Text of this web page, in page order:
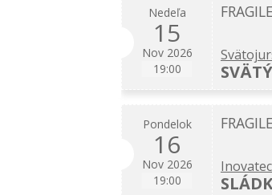
Nedeľa
15
Nov 2026
19:00
Pondelok
16
Nov 2026
19:00